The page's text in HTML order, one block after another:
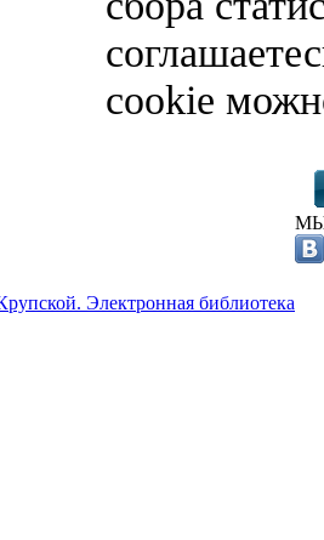
cookie
Электронная библиотека